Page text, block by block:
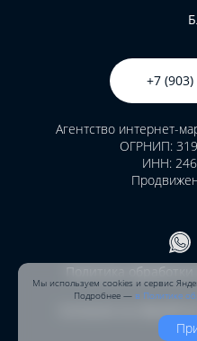
+7
Агентство интернет-
ОГРНИП:
ИНН:
Политика
Мы используем cookies и сервис
Подробнее — в Политике